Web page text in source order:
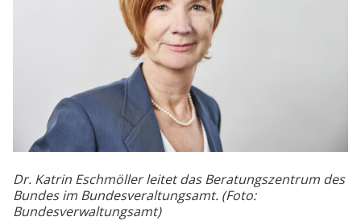
Dr. Katrin Eschmöller leitet das Beratungszentrum des
Bundes im Bundesveraltungsamt. (Foto:
Bundesverwaltungsamt)